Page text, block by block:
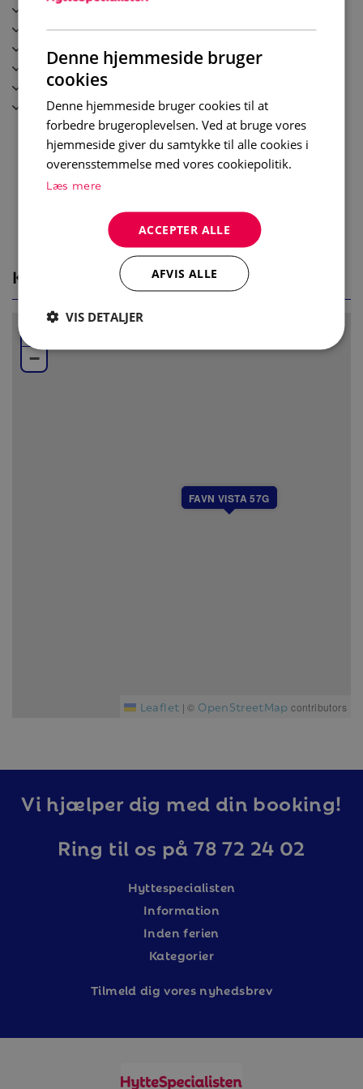
Etter en dag med aktiviteter kan du slappe av i stuen
som er utstyrt med sofa og TV.
Soverom:
Soverom 1: Dobbeltseng (180cm x 200cm)
Soverom 2: Familiekøye (160cm / 90cm x 200cm)
Soverom 3: Familiekøye (120cm / 90cm x 200cm)
Bad 1: Dusj, servant og toalett
Øvrig informasjon:
Balkong
Skibod tilgjengelig for gjester
Husdyr er ikke tillatt
Carport til en bil
Diskmaskin
Balkong
Kaffebryggare / Vattenkokare
Wi-Fi
Skidskåp
KORT
FAVN VISTA 57G
−
Leaflet | © OpenStreetMap contributors
Vi hjælper dig med din booking!
Ring til os på 78 72 24 02
Hyttespecialisten
Information
Inden ferien
Kategorier
Tilmeld dig vores nyhedsbrev
Denne hjemmeside bruger
cookies
Denne hjemmeside bruger cookies til at
forbedre brugeroplevelsen. Ved at bruge vores
hjemmeside giver du samtykke til alle cookies i
overensstemmelse med vores cookiepolitik.
Læs mere
ACCEPTER ALLE
AFVIS ALLE
VIS DETALJER